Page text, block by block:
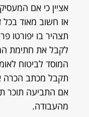
אציין כי אם
אז חשוב מאוד
תצהיר בו יפורטו
לקבל את חתימת
המוסד לביטוח
תקבל מכתב הכרה
אם התביעה תוכר
מהעבודה.